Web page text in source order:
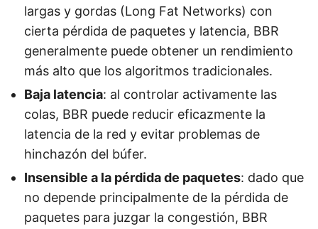
largas y gordas (Long Fat Networks) con
cierta pérdida de paquetes y latencia, BBR
generalmente puede obtener un rendimiento
más alto que los algoritmos tradicionales.
Baja latencia: al controlar activamente las
colas, BBR puede reducir eficazmente la
latencia de la red y evitar problemas de
hinchazón del búfer.
Insensible a la pérdida de paquetes: dado que
no depende principalmente de la pérdida de
paquetes para juzgar la congestión, BBR